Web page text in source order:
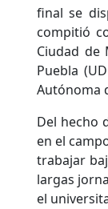
final se
compitió
Ciudad de
Puebla
Autónoma
Del hecho
en el
trabajar
largas
el